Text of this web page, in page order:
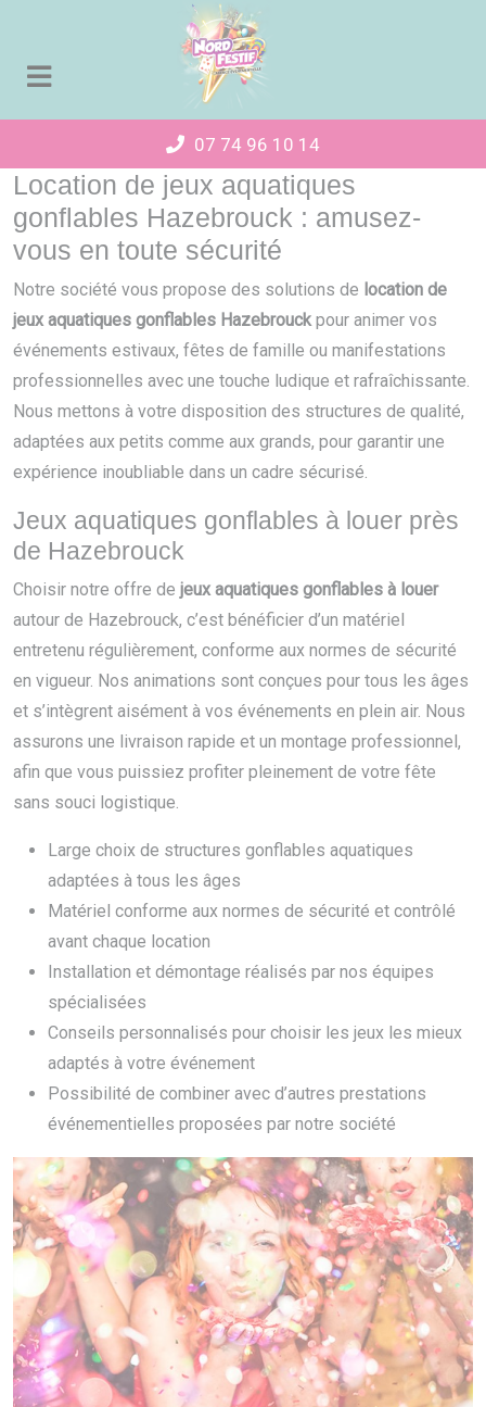
07 74 96 10 14
Location de jeux aquatiques
gonflables Hazebrouck : amusez-
vous en toute sécurité
Notre société vous propose des solutions de location de
jeux aquatiques gonflables Hazebrouckpour animer vos
événements estivaux, fêtes de famille ou manifestations
professionnelles avec une touche ludique et rafraîchissante.
Nous mettons à votre disposition des structures de qualité,
adaptées aux petits comme aux grands, pour garantir une
expérience inoubliable dans un cadre sécurisé.
Jeux aquatiques gonflables à louer près
de Hazebrouck
Choisir notre offre de jeux aquatiques gonflables à louer
autour de Hazebrouck, c’est bénéficier d’un matériel
entretenu régulièrement, conforme aux normes de sécurité
en vigueur. Nos animations sont conçues pour tous les âges
et s’intègrent aisément à vos événements en plein air. Nous
assurons une livraison rapide et un montage professionnel,
afin que vous puissiez profiter pleinement de votre fête
sans souci logistique.
Large choix de structures gonflables aquatiques
adaptées à tous les âges
Matériel conforme aux normes de sécurité et contrôlé
avant chaque location
Installation et démontage réalisés par nos équipes
spécialisées
Conseils personnalisés pour choisir les jeux les mieux
adaptés à votre événement
Possibilité de combiner avec d’autres prestations
événementielles proposées par notre société
Panneau de gestion des cookies